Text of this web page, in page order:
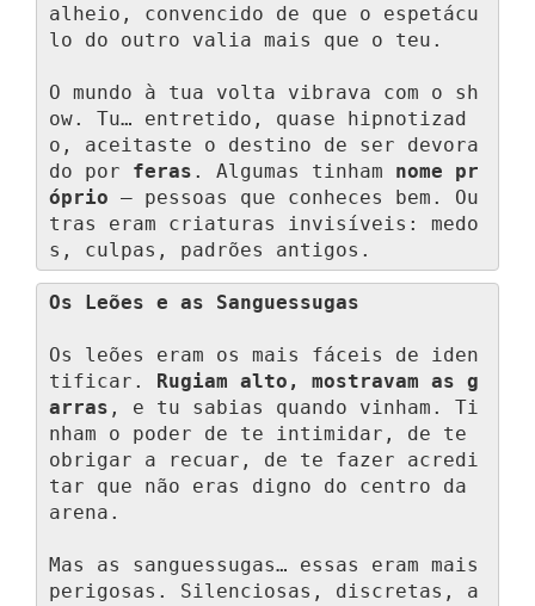
alheio, convencido de que o espetácu
lo do outro valia mais que o teu.
O mundo à tua volta vibrava com o sh
ow. Tu… entretido, quase hipnotizad
o, aceitaste o destino de ser devora
do por feras . Algumas tinham nome pr
óprio — pessoas que conheces bem. Ou
tras eram criaturas invisíveis: medo
s, culpas, padrões antigos.
Os Leões e as Sanguessugas
Os leões eram os mais fáceis de iden
tificar.
Rugiam alto, mostravam as g
arras , e tu sabias quando vinham. Ti
nham o poder de te intimidar, de te
obrigar a recuar, de te fazer acredi
tar que não eras digno do centro da
arena.
Mas as sanguessugas… essas eram mais
perigosas. Silenciosas, discretas, a